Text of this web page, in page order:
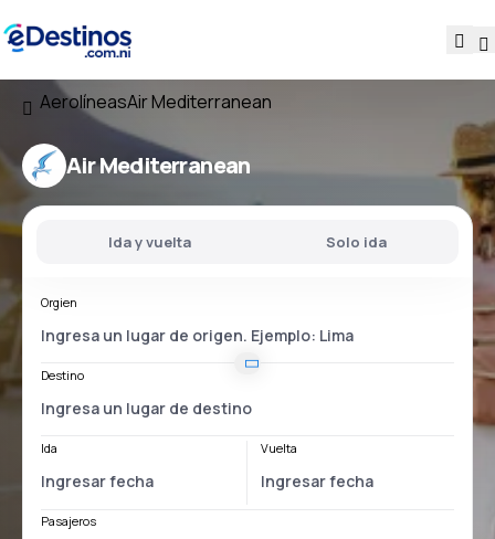
AerolíneasAir Mediterranean
Air Mediterranean
Ida y vuelta Solo ida
Orgien
Destino
Ida Vuelta
Pasajeros